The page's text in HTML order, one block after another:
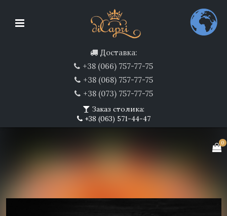
Доставка:
+38 (066) 757-77-75
+38 (068) 757-77-75
+38 (073) 757-77-75
Заказ столика:
+38 (063) 571-44-47
0